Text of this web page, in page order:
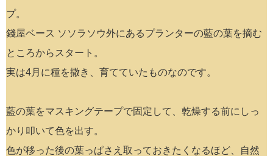
プ。
錢屋ベース ソソラソウ外にあるプランターの藍の葉を摘む
ところからスタート。
実は4月に種を撒き、育てていたものなのです。
藍の葉をマスキングテープで固定して、乾燥する前にしっ
かり叩いて色を出す。
色が移った後の葉っぱさえ取っておきたくなるほど、自然